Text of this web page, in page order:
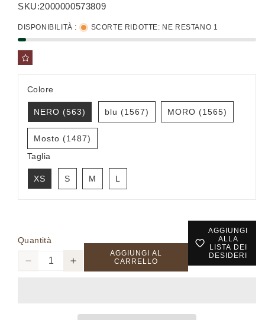
listino
SKU:2000000573809
DISPONIBILITÀ : SCORTE RIDOTTE: NE RESTANO 1
Colore
NERO (563) blu (1567) MORO (1565)
Mosto (1487)
Taglia
XS S M L
Quantità
DiminuisciAumenta
AGGIUNGI AL
CARRELLO
AGGIUNGI
ALLA
LISTA DEI
DESIDERI